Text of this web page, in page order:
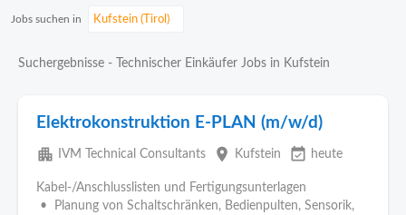
Jobs suchen in
Suchergebnisse - Technischer Einkäufer Jobs in Kufstein
Elektrokonstruktion E-PLAN (m/w/d)
apartment IVM Technical Consultants place Kufstein event_available heute
Kabel-/Anschlusslisten und Fertigungsunterlagen
• Planung von Schaltschränken, Bedienpulten, Sensorik,